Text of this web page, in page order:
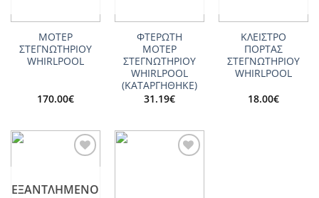
ΜΟΤΕΡ
ΣΤΕΓΝΩΤΗΡΙΟΥ
WHIRLPOOL
170.00€
ΦΤΕΡΩΤΗ
ΜΟΤΕΡ
ΣΤΕΓΝΩΤΗΡΙΟΥ
WHIRLPOOL
(ΚΑΤΑΡΓΗΘΗΚΕ)
31.19€
ΚΛΕΙΣΤΡΟ
ΠΟΡΤΑΣ
ΣΤΕΓΝΩΤΗΡΙΟΥ
WHIRLPOOL
18.00€
ΕΞΑΝΤΛΗΜΈΝΟ